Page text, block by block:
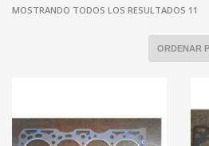
MOSTRANDO TODOS LOS RESULTADOS 11